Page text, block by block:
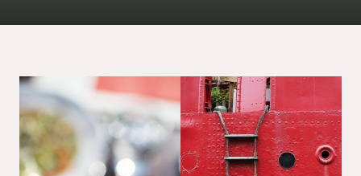
EN
Sign up for our newsletter